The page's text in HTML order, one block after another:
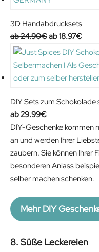
3D Handabdrucksets
24.90€Original
price
was:
24.90€.
18.97€
price
is:
DIY Sets zum
29.99€
DIY-Geschenke kommen
an und werden Ihrer
zaubern. Sie können Ihrer
besonderen Anlass
selber machen schenken.
Mehr DIY
8. Süße Leckereien